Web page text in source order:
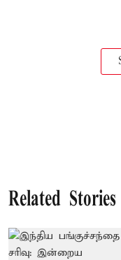
Related Stories